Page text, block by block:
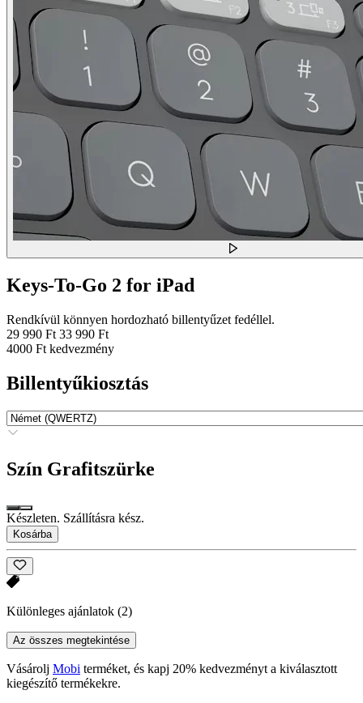
Keys-To-Go 2 for iPad
Rendkívül könnyen hordozható billentyűzet fedéllel.
29 990 Ft 33 990 Ft
4000 Ft kedvezmény
Billentyűkiosztás
Szín Grafitszürke
Készleten. Szállításra kész.
Kosárba
Különleges ajánlatok (2)
Az összes megtekintése
Vásárolj Mobi terméket, és kapj 20% kedvezményt a kiválasztott
kiegészítő termékekre.